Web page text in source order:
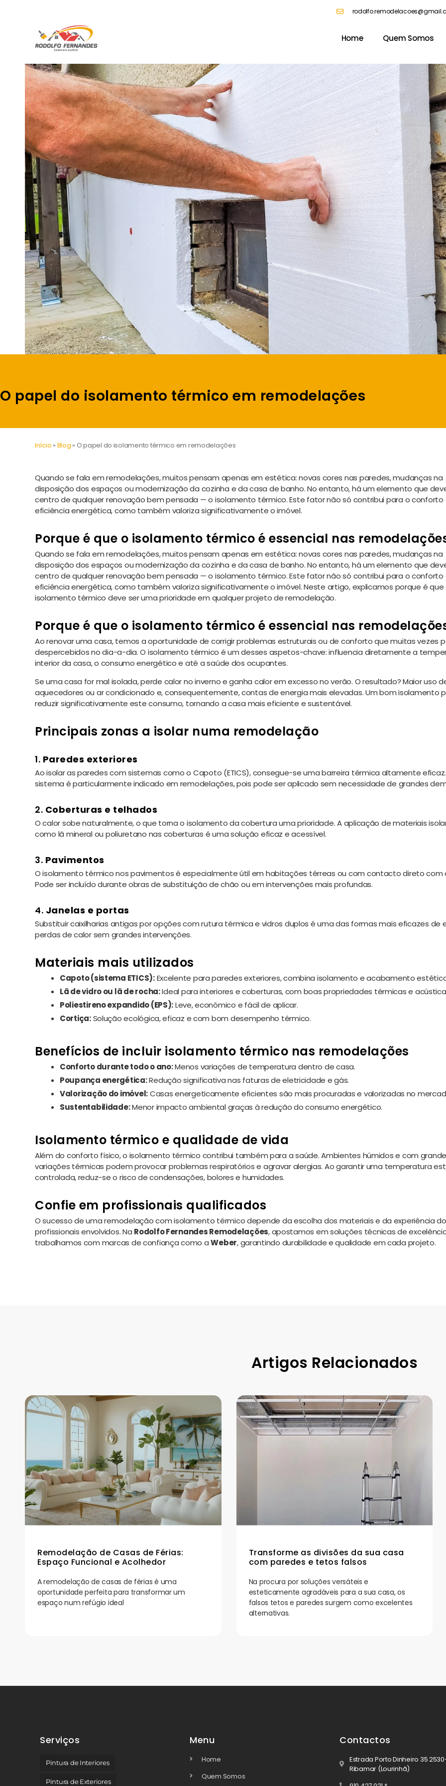
Home Quem Somos
O papel do isolamento térmico em remodelações
Início » Blog » O papel do isolamento térmico em remodelações
Quando se fala em remodelações, muitos pensam apenas em estética: novas cores nas paredes, mudanças na
disposição dos espaços ou modernização da cozinha e da casa de banho. No entanto, há um elemento que
centro de qualquer renovação bem pensada — o isolamento térmico. Este fator não só contribui para o conforto
eficiência energética, como também valoriza significativamente o imóvel.
Porque é que o isolamento térmico é essencial nas
Quando se fala em remodelações, muitos pensam apenas em estética: novas cores nas paredes, mudanças na
disposição dos espaços ou modernização da cozinha e da casa de banho. No entanto, há um elemento que
centro de qualquer renovação bem pensada — o isolamento térmico. Este fator não só contribui para o conforto
eficiência energética, como também valoriza significativamente o imóvel. Neste artigo, explicamos porque é que
isolamento térmico deve ser uma prioridade em qualquer projeto de remodelação.
Porque é que o isolamento térmico é essencial nas
Ao renovar uma casa, temos a oportunidade de corrigir problemas estruturais ou de conforto que muitas vezes
despercebidos no dia-a-dia. O isolamento térmico é um desses aspetos-chave: influencia diretamente a
interior da casa, o consumo energético e até a saúde dos ocupantes.
Se uma casa for mal isolada, perde calor no inverno e ganha calor em excesso no verão. O resultado? Maior uso
aquecedores ou ar condicionado e, consequentemente, contas de energia mais elevadas. Um bom isolamento
reduzir significativamente este consumo, tornando a casa mais eficiente e sustentável.
Principais zonas a isolar numa remodelação
1. Paredes exteriores
Ao isolar as paredes com sistemas como o Capoto (ETICS), consegue-se uma barreira térmica altamente
sistema é particularmente indicado em remodelações, pois pode ser aplicado sem necessidade de grandes
2. Coberturas e telhados
O calor sobe naturalmente, o que torna o isolamento da cobertura uma prioridade. A aplicação de materiais
como lã mineral ou poliuretano nas coberturas é uma solução eficaz e acessível.
3. Pavimentos
O isolamento térmico nos pavimentos é especialmente útil em habitações térreas ou com contacto direto com
Pode ser incluído durante obras de substituição de chão ou em intervenções mais profundas.
4. Janelas e portas
Substituir caixilharias antigas por opções com rutura térmica e vidros duplos é uma das formas mais eficazes de
perdas de calor sem grandes intervenções.
Materiais mais utilizados
Capoto (sistema ETICS):Excelente para paredes exteriores, combina isolamento e acabamento
Lã de vidro ou lã de rocha:Ideal para interiores e coberturas, com boas propriedades térmicas e
Poliestireno expandido (EPS):Leve, económico e fácil de aplicar.
Cortiça:Solução ecológica, eficaz e com bom desempenho térmico.
Benefícios de incluir isolamento térmico nas remodelações
Conforto durante todo o ano:Menos variações de temperatura dentro de casa.
Poupança energética:Redução significativa nas faturas de eletricidade e gás.
Valorização do imóvel:Casas energeticamente eficientes são mais procuradas e valorizadas no
Sustentabilidade:Menor impacto ambiental graças à redução do consumo energético.
Isolamento térmico e qualidade de vida
Além do conforto físico, o isolamento térmico contribui também para a saúde. Ambientes húmidos e com
variações térmicas podem provocar problemas respiratórios e agravar alergias. Ao garantir uma temperatura
controlada, reduz-se o risco de condensações, bolores e humidades.
Confie em profissionais qualificados
O sucesso de uma remodelação com isolamento térmico depende da escolha dos materiais e da experiência
profissionais envolvidos. Na Rodolfo Fernandes Remodelações, apostamos em soluções técnicas de
trabalhamos com marcas de confiança como aWeber, garantindo durabilidade e qualidade em cada projeto.
Artigos Relacionados
Remodelação de Casas de Férias:
Espaço Funcional e Acolhedor
A remodelação de casas de férias é uma
oportunidade perfeita para transformar um
espaço num refúgio ideal
Transforme as divisões da sua casa
com paredes e tetos falsos
Na procura por soluções versáteis e
esteticamente agradáveis para a sua casa, os
falsos tetos e paredes surgem como excelentes
alternativas.
Serviços
Pintura de Interiores
Pintura de Exteriores
Menu
Home
Quem Somos
Contactos
Estrada Porto Dinheiro 35
Ribamar (Lourinhã)